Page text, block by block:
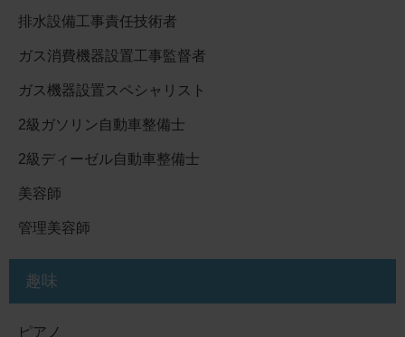
排水設備工事責任技術者
ガス消費機器設置工事監督者
ガス機器設置スペシャリスト
2級ガソリン自動車整備士
2級ディーゼル自動車整備士
美容師
管理美容師
趣味
ピアノ